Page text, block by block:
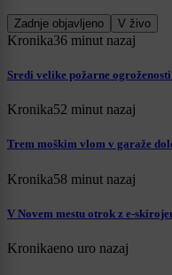
Zadnje objavljeno V živo
Kronika36 minut nazaj
Sredi velike požarne
Kronika52 minut nazaj
Trem moškim vlom v garaže
Kronika58 minut nazaj
V Novem mestu otrok z e-
Kronikaeno uro nazaj